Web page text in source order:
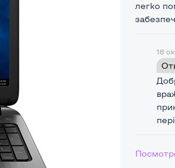
легко
18